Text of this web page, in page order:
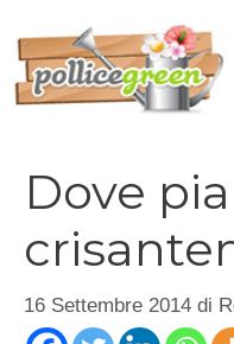
contenuto
Dove
16 Settembre 2014 di